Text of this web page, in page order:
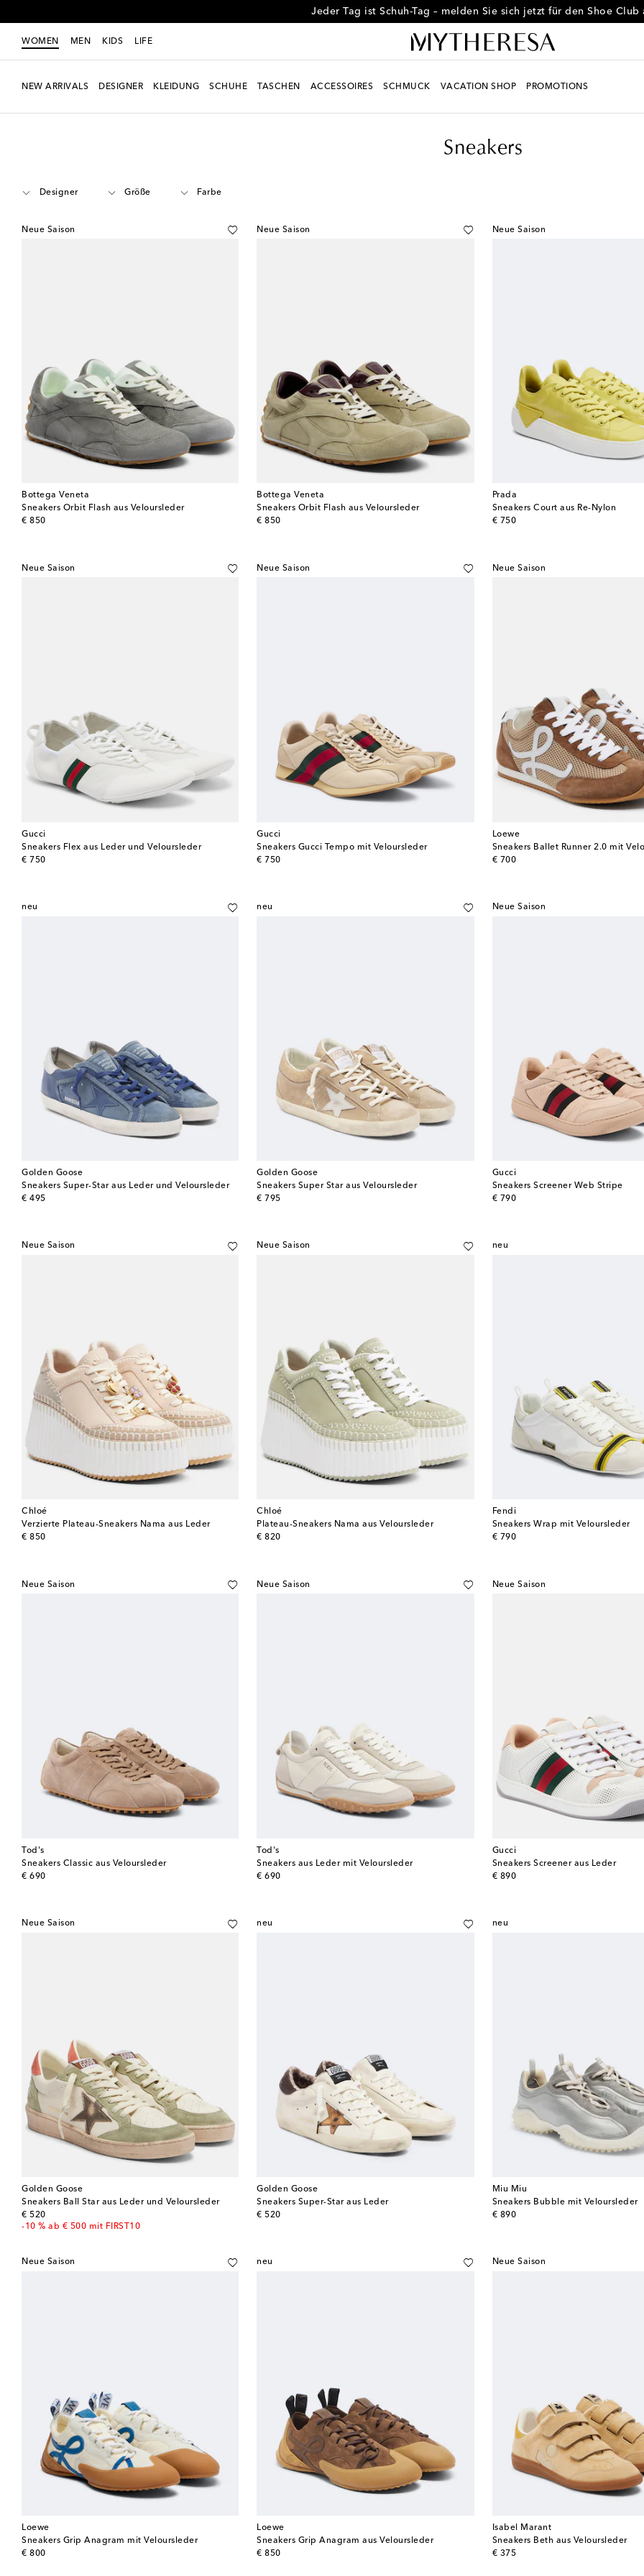
Jeder Tag ist Schuh-Tag – melden Sie sich jetzt für den Shoe Club
WOMEN MEN KIDS LIFE
NEW ARRIVALS DESIGNER KLEIDUNG SCHUHE TASCHEN ACCESSOIRES SCHMUCK VACATION SHOP PROMOTIONS
Sneakers
Designer Größe Farbe
Neue Saison
Bottega Veneta
Sneakers Orbit Flash aus Veloursleder
€ 850
original price
Neue Saison
Bottega Veneta
Sneakers Orbit Flash aus Veloursleder
€ 850
original price
Neue Saison
Prada
Sneakers Court aus Re-Nylon
€ 750
original price
Neue Saison
Gucci
Sneakers Flex aus Leder und Veloursleder
€ 750
original price
Neue Saison
Gucci
Sneakers Gucci Tempo mit Veloursleder
€ 750
original price
Neue Saison
Loewe
Sneakers Ballet Runner 2.0 mit
€ 700
original price
neu
Golden Goose
Sneakers Super-Star aus Leder und Veloursleder
€ 495
original price
neu
Golden Goose
Sneakers Super Star aus Veloursleder
€ 795
original price
Neue Saison
Gucci
Sneakers Screener Web Stripe
€ 790
original price
Neue Saison
Chloé
Verzierte Plateau-Sneakers Nama aus Leder
€ 850
original price
Neue Saison
Chloé
Plateau-Sneakers Nama aus Veloursleder
€ 820
original price
neu
Fendi
Sneakers Wrap mit Veloursleder
€ 790
original price
Neue Saison
Tod's
Sneakers Classic aus Veloursleder
€ 690
original price
Neue Saison
Tod's
Sneakers aus Leder mit Veloursleder
€ 690
original price
Neue Saison
Gucci
Sneakers Screener aus Leder
€ 890
original price
Neue Saison
Golden Goose
Sneakers Ball Star aus Leder und Veloursleder
€ 520
original price
-10 % ab € 500 mit FIRST10
neu
Golden Goose
Sneakers Super-Star aus Leder
€ 520
original price
neu
Miu Miu
Sneakers Bubble mit Veloursleder
€ 890
original price
Neue Saison
Loewe
Sneakers Grip Anagram mit Veloursleder
€ 800
original price
neu
Loewe
Sneakers Grip Anagram aus Veloursleder
€ 850
original price
Neue Saison
Isabel Marant
Sneakers Beth aus Veloursleder
€ 375
original price